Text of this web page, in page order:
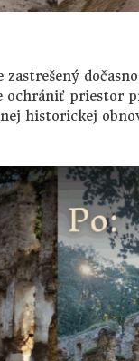
ochrániť priestor
historickej